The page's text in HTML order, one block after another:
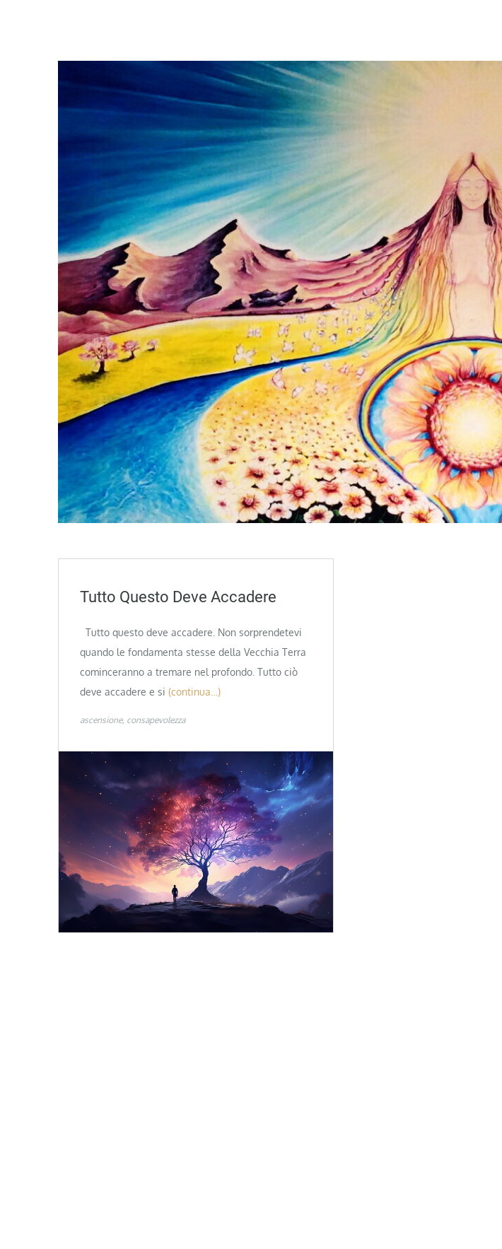
Tutto Questo Deve Accadere
Tutto questo deve accadere. Non sorprendetevi
quando le fondamenta stesse della Vecchia Terra
cominceranno a tremare nel profondo. Tutto ciò
deve accadere e si (continua…)
ascensione consapevolezza